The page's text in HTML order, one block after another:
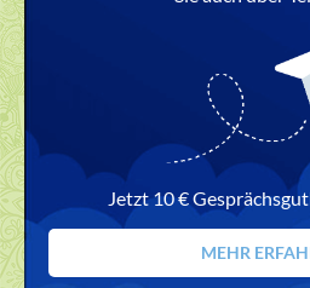
Jetzt 10 €
MEHR